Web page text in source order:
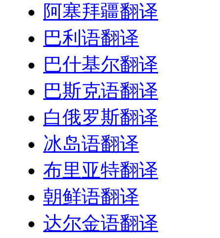
阿塞拜疆翻译
巴利语翻译
巴什基尔翻译
巴斯克语翻译
白俄罗斯翻译
冰岛语翻译
布里亚特翻译
朝鲜语翻译
达尔金语翻译